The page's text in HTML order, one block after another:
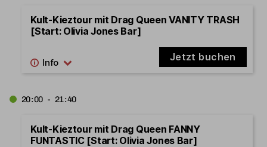
Kult-Kieztour mit Drag Queen VANITY TRASH
[Start: Olivia Jones Bar]
Jetzt buchen
20:00 - 21:40
Kult-Kieztour mit Drag Queen FANNY
FUNTASTIC [Start: Olivia Jones Bar]